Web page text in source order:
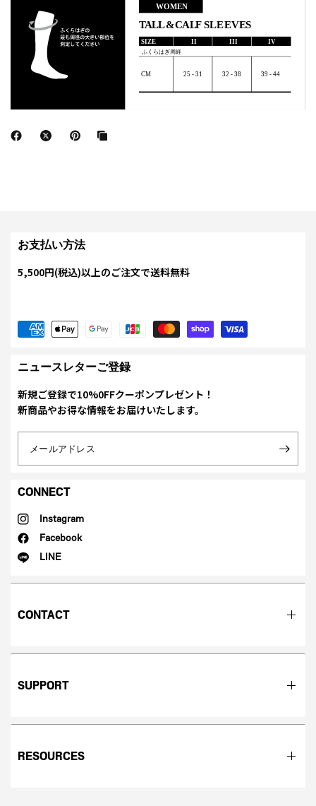
お支払い方法
5,500円(税込)以上のご注文で送料無料
ニュースレターご登録
新規ご登録で10%0FFクーポンプレゼント！
新商品やお得な情報をお届けいたします。
メールアドレス
CONNECT
Instagram
Facebook
LINE
CONTACT
SUPPORT
RESOURCES